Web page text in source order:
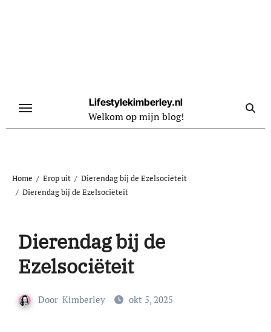
Lifestylekimberley.nl
Welkom op mijn blog!
Home Erop uit
Dierendag bij de Ezelsociëteit
Dierendag bij de Ezelsociëteit
Dierendag bij de
Ezelsociëteit
Door Kimberley okt 5, 2025